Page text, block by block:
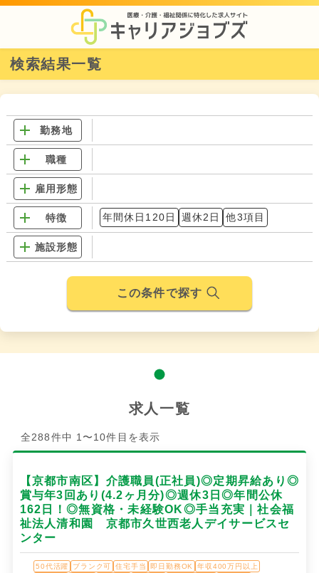
検索結果一覧
勤務地
職種
雇用形態
特徴 年間休日120日 週休2日 他3項目
施設形態
この条件で探す
求人一覧
全288件中 1〜10件目を表示
【京都市南区】介護職員(正社員)◎定期昇給あり◎
賞与年3回あり(4.2ヶ月分)◎週休3日◎年間公休
162日！◎無資格・未経験OK◎手当充実｜社会福
祉法人清和園 京都市久世西老人デイサービスセ
ンター
50代活躍 ブランク可 住宅手当 即日勤務OK
年収400万円以上